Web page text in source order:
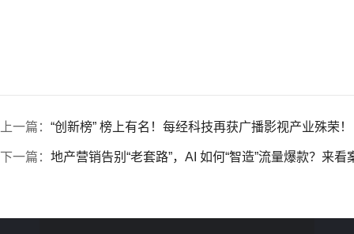
上一篇： “创新榜” 榜上有名！每经科技再获广播影视产业殊荣！
下一篇： 地产营销告别“老套路”，AI 如何“智造”流量爆款？来看